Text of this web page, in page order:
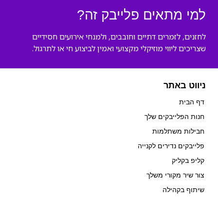
למי מתאים פלייבק זה?
לחזנים, לזמרים דתיים וחובבים, ולמנחי אירועים חסידיים
שצריכים ליווי מוזיקלי מקצועי ואמין לביצוע חי או לתרגול.
ניווט באתר
דף הבית
חנות הפלייבקים שלך
חבילות משתלמות
פלייבקים נדירים לקנייה
קליפ בקליק
צור שיר מקורי משלך
שיתוף בקהילה